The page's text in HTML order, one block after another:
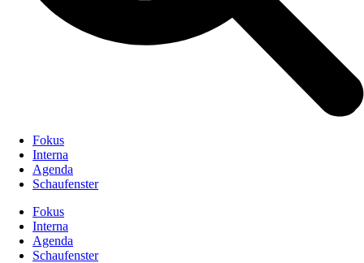
Fokus
Interna
Agenda
Schaufenster
Fokus
Interna
Agenda
Schaufenster